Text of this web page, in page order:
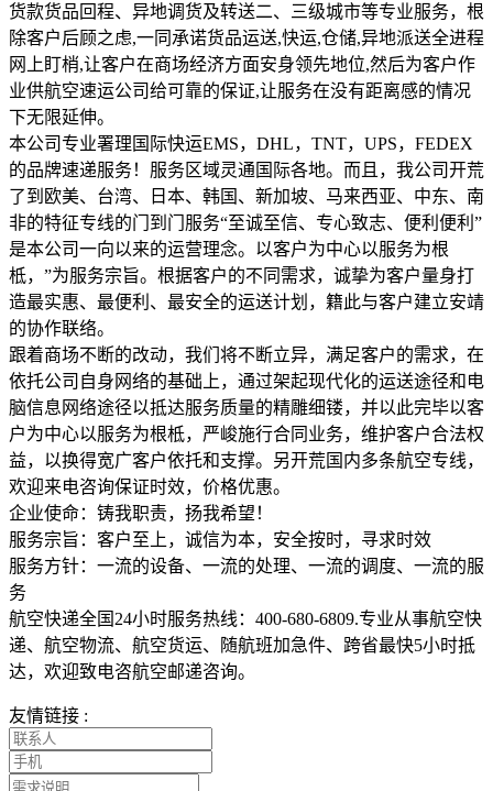
货款货品回程、异地调货及转送二、三级城市等专业服务，根
除客户后顾之虑,一同承诺货品运送,快运,仓储,异地派送全进程
网上盯梢,让客户在商场经济方面安身领先地位,然后为客户作
业供航空速运公司给可靠的保证,让服务在没有距离感的情况
下无限延伸。
本公司专业署理国际快运EMS，DHL，TNT，UPS，FEDEX
的品牌速递服务！服务区域灵通国际各地。而且，我公司开荒
了到欧美、台湾、日本、韩国、新加坡、马来西亚、中东、南
非的特征专线的门到门服务“至诚至信、专心致志、便利便利”
是本公司一向以来的运营理念。以客户为中心以服务为根
柢，”为服务宗旨。根据客户的不同需求，诚挚为客户量身打
造最实惠、最便利、最安全的运送计划，籍此与客户建立安靖
的协作联络。
跟着商场不断的改动，我们将不断立异，满足客户的需求，在
依托公司自身网络的基础上，通过架起现代化的运送途径和电
脑信息网络途径以抵达服务质量的精雕细镂，并以此完毕以客
户为中心以服务为根柢，严峻施行合同业务，维护客户合法权
益，以换得宽广客户依托和支撑。另开荒国内多条航空专线，
欢迎来电咨询保证时效，价格优惠。
企业使命：铸我职责，扬我希望！
服务宗旨：客户至上，诚信为本，安全按时，寻求时效
服务方针：一流的设备、一流的处理、一流的调度、一流的服
务
航空快递全国24小时服务热线：400-680-6809.专业从事航空快
递、航空物流、航空货运、随航班加急件、跨省最快5小时抵
达，欢迎致电咨航空邮递咨询。
友情链接 :